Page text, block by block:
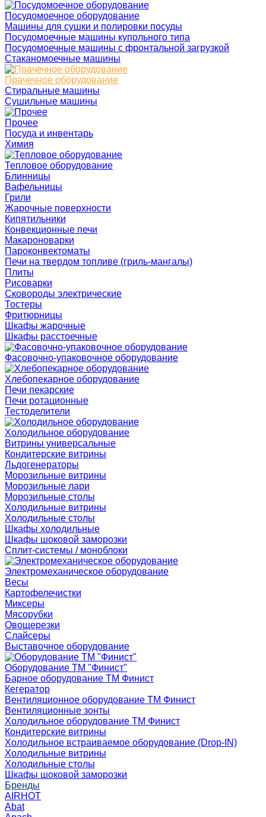
Посудомоечное оборудование
Машины для сушки и полировки посуды
Посудомоечные машины купольного типа
Посудомоечные машины с фронтальной загрузкой
Стаканомоечные машины
Прачечное оборудование
Стиральные машины
Сушильные машины
Прочее
Посуда и инвентарь
Химия
Тепловое оборудование
Блинницы
Вафельницы
Грили
Жарочные поверхности
Кипятильники
Конвекционные печи
Макароноварки
Пароконвектоматы
Печи на твердом топливе (гриль-мангалы)
Плиты
Рисоварки
Сковороды электрические
Тостеры
Фритюрницы
Шкафы жарочные
Шкафы расстоечные
Фасовочно-упаковочное оборудование
Хлебопекарное оборудование
Печи пекарские
Печи ротационные
Тестоделители
Холодильное оборудование
Витрины универсальные
Кондитерские витрины
Льдогенераторы
Морозильные витрины
Морозильные лари
Морозильные столы
Холодильные витрины
Холодильные столы
Шкафы холодильные
Шкафы шоковой заморозки
Сплит-системы / моноблоки
Электромеханическое оборудование
Весы
Картофелечистки
Миксеры
Мясорубки
Овощерезки
Слайсеры
Выставочное оборудование
Оборудование ТМ "Финист"
Барное оборудование ТМ Финист
Кегератор
Вентиляционное оборудование ТМ Финист
Вентиляционные зонты
Холодильное оборудование ТМ Финист
Кондитерские витрины
Холодильное встраиваемое оборудование (Drop-IN)
Холодильные витрины
Холодильные столы
Шкафы шоковой заморозки
Бренды
AIRHOT
Abat